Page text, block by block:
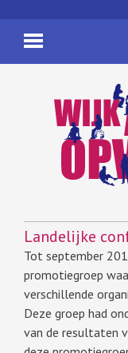
Landelijke
Tot september
promotiegroep
verschillende
Deze groep had
van de resultaten